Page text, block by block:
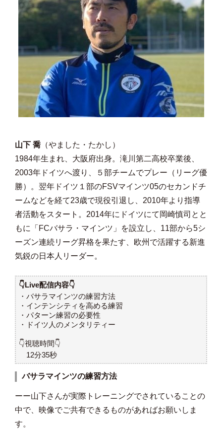
山下 喬 （やました・たかし）
1984年生まれ、大阪府出身。滝川第二高校卒業後、
2003年ドイツへ渡り、５部チームでプレー（リーグ優
勝）。翌年ドイツ１部のFSVマインツ05のセカンドチ
ームなどを経て23歳で現役引退し、2010年より指導
者活動をスタート。2014年にドイツにて岡崎慎司とと
もに「FCバサラ・マインツ」を設立し、11部から5シ
ーズン連続リーグ昇格を果たす、欧州で活躍する新進
気鋭の日本人リーダー。
👇Live配信内容👇
・バサラマインツの練習方法
・インテンシティを高める練習
・パターン練習の必要性
・ドイツ人のメンタリティー
👇視聴時間👇
12分35秒
バサラマインツの練習方法
ーー山下さんが実際トレーニングでされていることの
中で、映像でご共有できるものがあればお願いしま
す。